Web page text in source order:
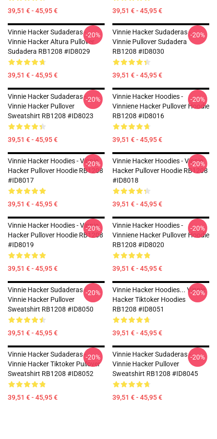
39,51 € - 45,95 € 39,51 € - 45,95 €
Vinnie Hacker Sudaderas -
Vinnie Hacker Altura Pullover
Sudadera RB1208 #ID8029
39,51 € - 45,95 €
-20%
Vinnie Hacker Sudaderas -
Vinnie Pullover Sudadera
RB1208 #ID8030
39,51 € - 45,95 €
-20%
Vinnie Hacker Sudaderas -
Vinnie Hacker Pullover
Sweatshirt RB1208 #ID8023
39,51 € - 45,95 €
-20%
Vinnie Hacker Hoodies -
Vinniene Hacker Pullover Hoodie
RB1208 #ID8016
39,51 € - 45,95 €
-20%
Vinnie Hacker Hoodies - Vinnie
Hacker Pullover Hoodie RB1208
#ID8017
39,51 € - 45,95 €
-20%
Vinnie Hacker Hoodies - Vinnie
Hacker Pullover Hoodie RB1208
#ID8018
39,51 € - 45,95 €
-20%
Vinnie Hacker Hoodies - Vinnie
Hacker Pullover Hoodie RB1208
#ID8019
39,51 € - 45,95 €
-20%
Vinnie Hacker Hoodies -
Vinniene Hacker Pullover Hoodie
RB1208 #ID8020
39,51 € - 45,95 €
-20%
Vinnie Hacker Sudaderas -
Vinnie Hacker Pullover
Sweatshirt RB1208 #ID8050
39,51 € - 45,95 €
-20%
Vinnie Hacker Hoodies... Vinnie
Hacker Tiktoker Hoodies
RB1208 #ID8051
39,51 € - 45,95 €
-20%
Vinnie Hacker Sudaderas -
Vinnie Hacker Tiktoker Pullover
Sweatshirt RB1208 #ID8052
39,51 € - 45,95 €
-20%
Vinnie Hacker Sudaderas -
Vinnie Hacker Pullover
Sweatshirt RB1208 #ID8045
39,51 € - 45,95 €
-20%